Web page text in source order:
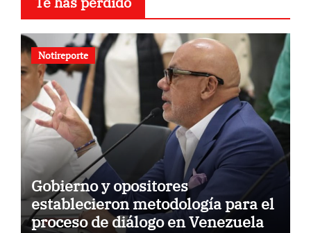
Notireporte
Gobierno y opositores
establecieron metodología para el
proceso de diálogo en Venezuela